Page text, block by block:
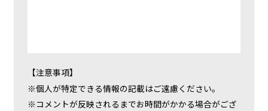
【注意事項】
個人が特定できる情報の記載はご遠慮ください。
コメントが反映されるまでお時間がかかる場合がござ